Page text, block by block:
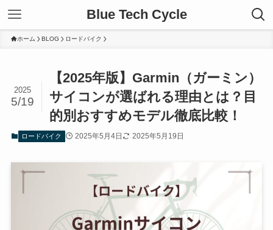
Blue Tech Cycle
ホーム BLOG ロードバイク
【2025年版】Garmin（ガーミン）
サイコンが選ばれる理由とは？目
的別おすすめモデル徹底比較！
2025
5/19
ロードバイク 2025年5月4日 2025年5月19日